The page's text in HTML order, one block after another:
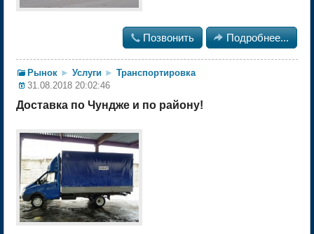
 Позвонить  Подробнее...
Рынок ► Услуги ► Транспортировка
31.08.2018 20:02:46
Доставка по Чундже и по району!